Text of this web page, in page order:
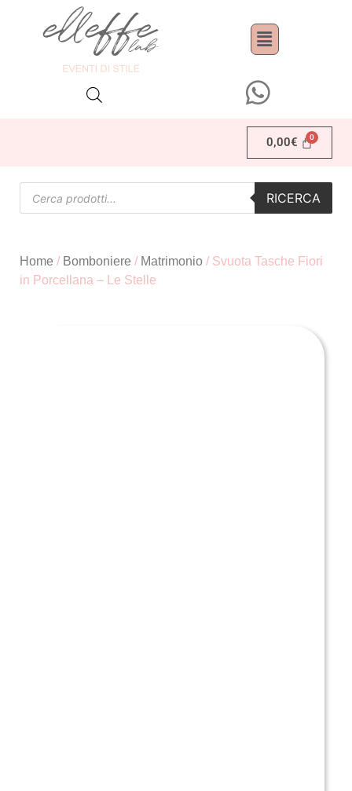
0,00€
RICERCA
Home / Bomboniere / Matrimonio / Svuota Tasche Fiori
in Porcellana – Le Stelle